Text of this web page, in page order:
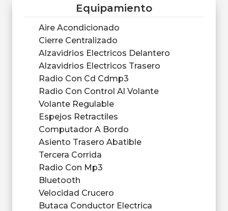
Equipamiento
Aire Acondicionado
Cierre Centralizado
Alzavidrios Electricos Delantero
Alzavidrios Electricos Trasero
Radio Con Cd Cdmp3
Radio Con Control Al Volante
Volante Regulable
Espejos Retractiles
Computador A Bordo
Asiento Trasero Abatible
Tercera Corrida
Radio Con Mp3
Bluetooth
Velocidad Crucero
Butaca Conductor Electrica